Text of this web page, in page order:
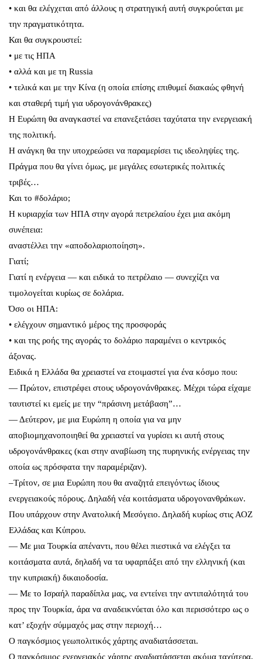
• και θα ελέγχεται από άλλους η στρατηγική αυτή συγκρούεται με
την πραγματικότητα.
Και θα συγκρουστεί:
• με τις ΗΠΑ
• αλλά και με τη Russia
• τελικά και με την Κίνα (η οποία επίσης επιθυμεί διακαώς φθηνή
και σταθερή τιμή για υδρογονάνθρακες)
Η Ευρώπη θα αναγκαστεί να επανεξετάσει ταχύτατα την ενεργειακή
της πολιτική.
Η ανάγκη θα την υποχρεώσει να παραμερίσει τις ιδεοληψίες της.
Πράγμα που θα γίνει όμως, με μεγάλες εσωτερικές πολιτικές
τριβές…
Και το #δολάριο;
Η κυριαρχία των ΗΠΑ στην αγορά πετρελαίου έχει μια ακόμη
συνέπεια:
αναστέλλει την «αποδολαριοποίηση».
Γιατί;
Γιατί η ενέργεια — και ειδικά το πετρέλαιο — συνεχίζει να
τιμολογείται κυρίως σε δολάρια.
Όσο οι ΗΠΑ:
• ελέγχουν σημαντικό μέρος της προσφοράς
• και της ροής της αγοράς το δολάριο παραμένει ο κεντρικός
άξονας.
Ειδικά η Ελλάδα θα χρειαστεί να ετοιμαστεί για ένα κόσμο που:
— Πρώτον, επιστρέφει στους υδρογονάνθρακες. Μέχρι τώρα είχαμε
ταυτιστεί κι εμείς με την “πράσινη μετάβαση”…
— Δεύτερον, με μια Ευρώπη η οποία για να μην
αποβιομηχανοποιηθεί θα χρειαστεί να γυρίσει κι αυτή στους
υδρογονάνθρακες (και στην αναβίωση της πυρηνικής ενέργειας την
οποία ως πρόσφατα την παραμέριζαν).
–Τρίτον, σε μια Ευρώπη που θα αναζητά επειγόντως ίδιους
ενεργειακούς πόρους. Δηλαδή νέα κοιτάσματα υδρογονανθράκων.
Που υπάρχουν στην Ανατολική Μεσόγειο. Δηλαδή κυρίως στις ΑΟΖ
Ελλάδας και Κύπρου.
— Με μια Τουρκία απέναντι, που θέλει πιεστικά να ελέγξει τα
κοιτάσματα αυτά, δηλαδή να τα υφαρπάξει από την ελληνική (και
την κυπριακή) δικαιοδοσία.
— Με το Ισραήλ παραδίπλα μας, να εντείνει την αντιπαλότητά του
προς την Τουρκία, άρα να αναδεικνύεται όλο και περισσότερο ως ο
κατ’ εξοχήν σύμμαχός μας στην περιοχή…
Ο παγκόσμιος γεωπολιτικός χάρτης αναδιατάσσεται.
Ο παγκόσμιος ενεργειακός χάρτης αναδιατάσσεται ακόμα ταχύτερα.